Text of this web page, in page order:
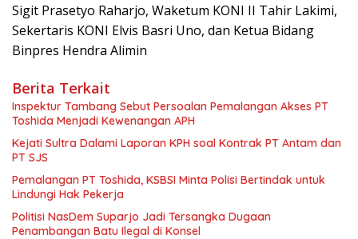
Sigit Prasetyo Raharjo, Waketum KONI II Tahir Lakimi,
Sekertaris KONI Elvis Basri Uno, dan Ketua Bidang
Binpres Hendra Alimin
Berita Terkait
Inspektur Tambang Sebut Persoalan Pemalangan Akses PT
Toshida Menjadi Kewenangan APH
Kejati Sultra Dalami Laporan KPH soal Kontrak PT Antam dan
PT SJS
Pemalangan PT Toshida, KSBSI Minta Polisi Bertindak untuk
Lindungi Hak Pekerja
Politisi NasDem Suparjo Jadi Tersangka Dugaan
Penambangan Batu Ilegal di Konsel